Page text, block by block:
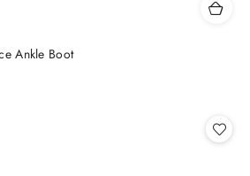
Ankle Boot